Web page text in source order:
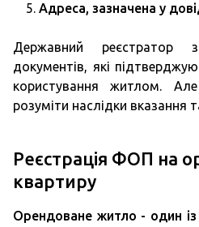
Адреса, зазначена у
Державний реєстратор
документів, які
користування житлом.
розуміти наслідки вказання
Реєстрація ФОП на
квартиру
Орендоване житло - один із